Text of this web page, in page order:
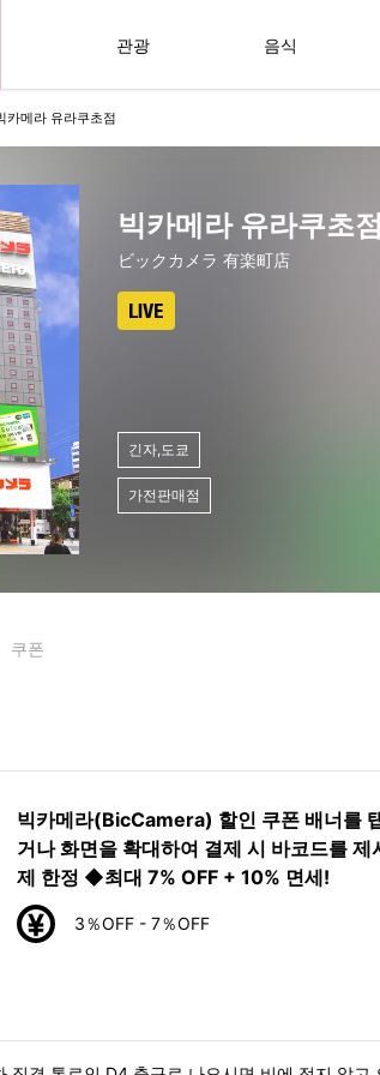
관광 음식
카메라 유라쿠초점
빅카메라 유라쿠초점
ビックカメラ 有楽町店
긴자,도쿄
가전판매점
쿠폰
빅카메라(BicCamera) 할인 쿠폰 배너를
거나 화면을 확대하여 결제 시 바코드를
제 한정 ◆최대 7% OFF + 10% 면세!
3％OFF - 7％OFF